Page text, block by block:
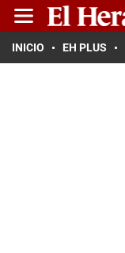
INICIO EH PLUS